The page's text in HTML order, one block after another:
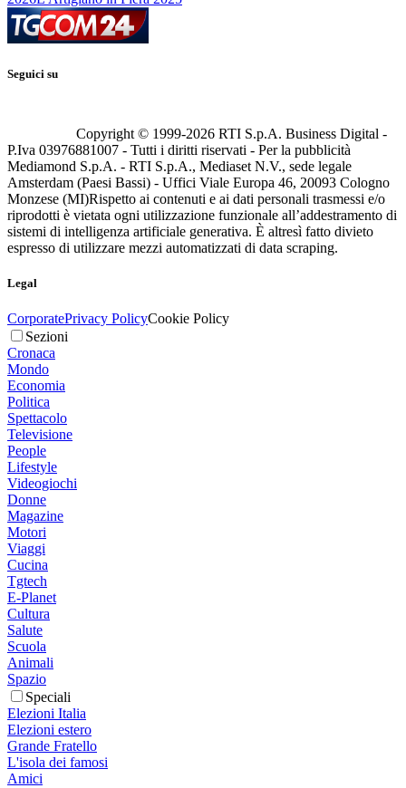
Seguici su
Copyright © 1999-2026 RTI S.p.A. Business Digital -
P.Iva 03976881007 - Tutti i diritti riservati - Per la pubblicità
Mediamond S.p.A. - RTI S.p.A., Mediaset N.V., sede legale
Amsterdam (Paesi Bassi) - Uffici Viale Europa 46, 20093 Cologno
Monzese (MI)Rispetto ai contenuti e ai dati personali trasmessi e/o
riprodotti è vietata ogni utilizzazione funzionale all’addestramento di
sistemi di intelligenza artificiale generativa. È altresì fatto divieto
espresso di utilizzare mezzi automatizzati di data scraping.
Legal
CorporatePrivacy PolicyCookie Policy
Sezioni
Cronaca
Mondo
Economia
Politica
Spettacolo
Televisione
People
Lifestyle
Videogiochi
Donne
Magazine
Motori
Viaggi
Cucina
Tgtech
E-Planet
Cultura
Salute
Scuola
Animali
Spazio
Speciali
Elezioni Italia
Elezioni estero
Grande Fratello
L'isola dei famosi
Amici